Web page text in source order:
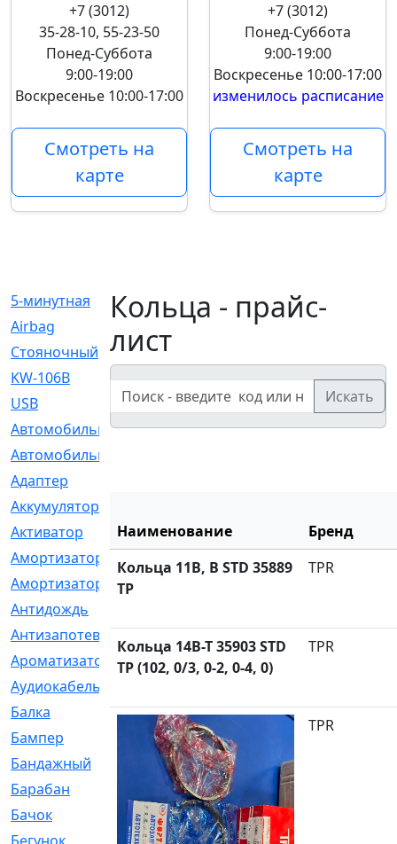
+7 (3012)
35-28-10, 55-23-50
Понед-Суббота
9:00-19:00
Воскресенье 10:00-17:00
Смотреть на
карте
+7 (3012)
Понед-Суббота
9:00-19:00
Воскресенье 10:00-17:00
изменилось расписание
Смотреть на
карте
5-минутная
[1]
Airbag
Cтояночный
KW-106B
[0]
USB
[6]
Автомобильное
[6]
Автомобильный
Адаптер
Аккумулятор
Активатор
[1]
Амортизатор
[608]
Амортизаторы
Антидождь
Антизапотеватель
[1]
Ароматизатор
[35]
Аудиокабель
Балка
[58]
Бампер
[137]
Бандажный
[6]
Барабан
[5]
Бачок
[40]
Кольца - прайс-
лист
Искать
Наименование
Бренд
Кольца 11B, B STD 35889
TP
TPR
Кольца 14B-T 35903 STD
TP (102, 0/3, 0-2, 0-4, 0)
TPR
TPR